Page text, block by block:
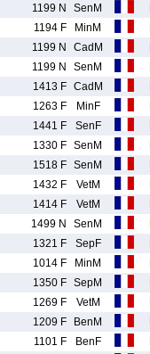
1199 N SenM
1194 F MinM
1199 N CadM
1199 N SenM
1413 F CadM
1263 F MinF
1441 F SenF
1330 F SenM
1518 F SenM
1432 F VetM
1414 F VetM
1499 N SenM
1321 F SepF
1014 F MinM
1350 F SepM
1269 F VetM
1209 F BenM
1101 F BenF